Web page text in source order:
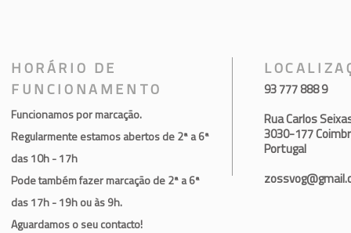
HORÁRIO DE
FUNCIONAMENTO
Funcionamos por marcação.
Regularmente estamos abertos de 2ª a 6ª
das 10h - 17h
Pode também fazer marcação de 2ª a 6ª
das 17h - 19h ou às 9h.
Aguardamos o seu contacto!
93 777 888 9
Rua Carlos
3030-177
Portugal